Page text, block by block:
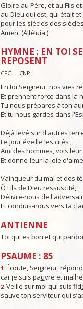
Gloire au Père, et au Fils
au Dieu qui est, qui était
pour les siècles des
Amen. (Alléluia.)
HYMNE : EN TOI
REPOSENT
CFC — CNPL
En toi Seigneur, nos vies
Et prennent force dans la
Tu nous prépares à ton
Et tu nous gardes dans
Déjà levé sur d'autres
Le jour éveille les cités ;
Ami des hommes, vois
Et donne-leur la joie
Vainqueur du mal et des
Ô Fils de Dieu ressuscité,
Délivre-nous de
Et conduis-nous vers ta
ANTIENNE
Toi qui es bon et qui
PSAUME : 85
1 Écoute, Seigneur,
car je suis pauvre et
2 Veille sur moi qui suis fid
sauve ton serviteur qui